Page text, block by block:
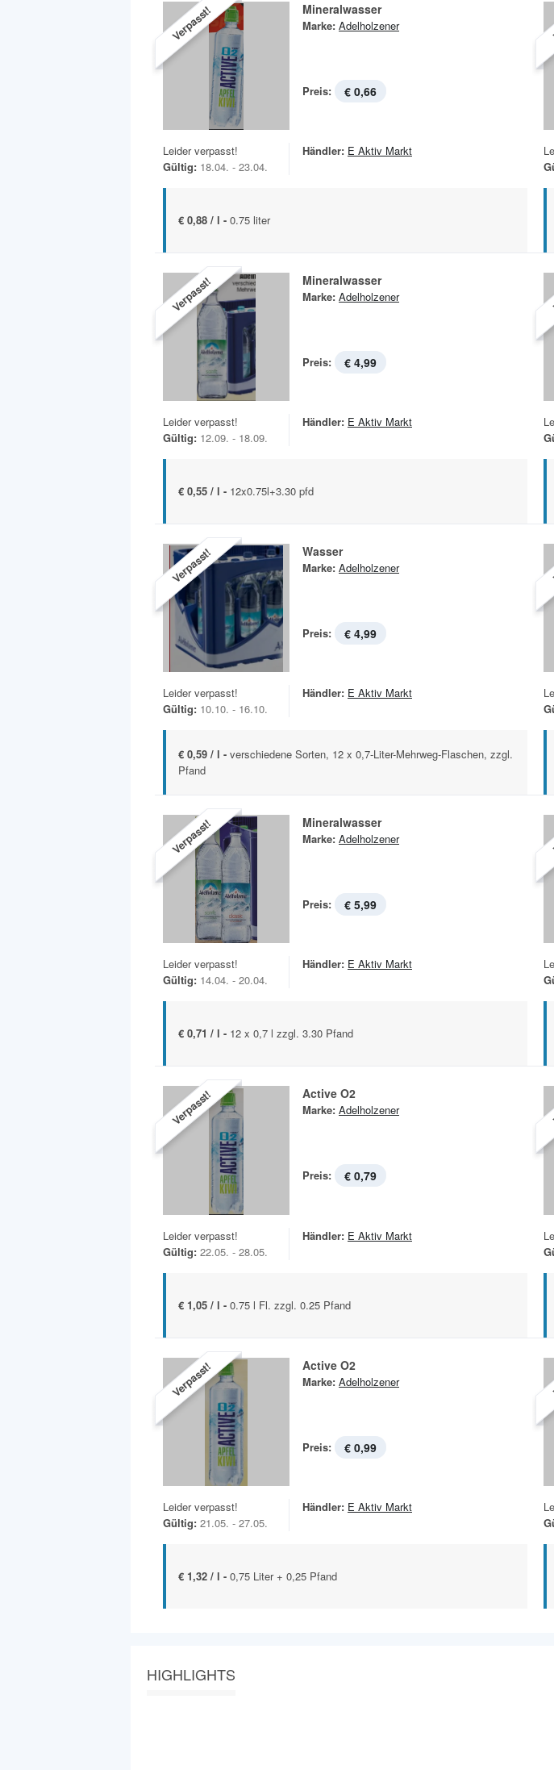
Verpasst! Mineralwasser
Marke: Adelholzener
Preis: € 0,66
Leider verpasst!
Gültig: 18.04. - 23.04.
Händler: E Aktiv Markt
€ 0,88 / l - 0.75 liter
Verpasst! Mineralwasser
Marke: Adelholzener
Preis: € 4,99
Leider verpasst!
Gültig: 12.09. - 18.09.
Händler: E Aktiv Markt
€ 0,55 / l - 12x0.75l+3.30 pfd
Verpasst! Wasser
Marke: Adelholzener
Preis: € 4,99
Leider verpasst!
Gültig: 10.10. - 16.10.
Händler: E Aktiv Markt
€ 0,59 / l - verschiedene Sorten, 12 x 0,7-Liter-Mehrweg-Flaschen, zzgl.
Pfand
Verpasst! Mineralwasser
Marke: Adelholzener
Preis: € 5,99
Leider verpasst!
Gültig: 14.04. - 20.04.
Händler: E Aktiv Markt
€ 0,71 / l - 12 x 0,7 l zzgl. 3.30 Pfand
Verpasst! Active O2
Marke: Adelholzener
Preis: € 0,79
Leider verpasst!
Gültig: 22.05. - 28.05.
Händler: E Aktiv Markt
€ 1,05 / l - 0.75 l Fl. zzgl. 0.25 Pfand
Verpasst! Active O2
Marke: Adelholzener
Preis: € 0,99
Leider verpasst!
Gültig: 21.05. - 27.05.
Händler: E Aktiv Markt
€ 1,32 / l - 0,75 Liter + 0,25 Pfand
HIGHLIGHTS